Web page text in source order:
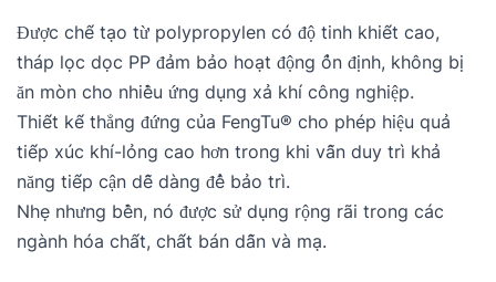
Được chế tạo từ polypropylen có độ tinh khiết cao,
tháp lọc dọc PP đảm bảo hoạt động ổn định, không bị
ăn mòn cho nhiều ứng dụng xả khí công nghiệp.
Thiết kế thẳng đứng của FengTu® cho phép hiệu quả
tiếp xúc khí-lỏng cao hơn trong khi vẫn duy trì khả
năng tiếp cận dễ dàng để bảo trì.
Nhẹ nhưng bền, nó được sử dụng rộng rãi trong các
ngành hóa chất, chất bán dẫn và mạ.